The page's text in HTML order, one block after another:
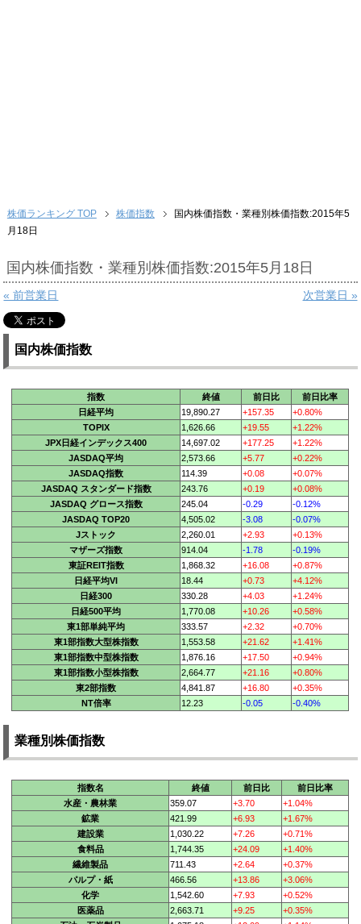
株価ランキング TOP 株価指数
国内株価指数・業種別株価指数:2015年5
月18日
国内株価指数・業種別株価指数:2015年5月18日
« 前営業日 次営業日 »
国内株価指数
指数 終値 前日比
前日比率
日経平均
19,890.27 +157.35
+0.80%
TOPIX
1,626.66 +19.55
+1.22%
JPX日経インデックス400
14,697.02 +177.25
+1.22%
JASDAQ平均
2,573.66 +5.77
+0.22%
JASDAQ指数
114.39 +0.08
+0.07%
JASDAQ スタンダード指数
243.76 +0.19
+0.08%
JASDAQ グロース指数
245.04 -0.29
-0.12%
JASDAQ TOP20
4,505.02 -3.08
-0.07%
Jストック
2,260.01 +2.93
+0.13%
マザーズ指数
914.04 -1.78
-0.19%
東証REIT指数
1,868.32 +16.08
+0.87%
日経平均VI
18.44 +0.73
+4.12%
日経300
330.28 +4.03
+1.24%
日経500平均
1,770.08 +10.26
+0.58%
東1部単純平均
333.57 +2.32
+0.70%
東1部指数大型株指数
1,553.58 +21.62
+1.41%
東1部指数中型株指数
1,876.16 +17.50
+0.94%
東1部指数小型株指数
2,664.77 +21.16
+0.80%
東2部指数
4,841.87 +16.80
+0.35%
NT倍率
12.23 -0.05 -0.40%
業種別株価指数
指数名 終値 前日比
前日比率
水産・農林業
359.07 +3.70
+1.04%
鉱業
421.99 +6.93
+1.67%
建設業
1,030.22 +7.26
+0.71%
食料品
1,744.35 +24.09
+1.40%
繊維製品
711.43 +2.64
+0.37%
パルプ・紙
466.56 +13.86
+3.06%
化学
1,542.60 +7.93
+0.52%
医薬品
2,663.71 +9.25
+0.35%